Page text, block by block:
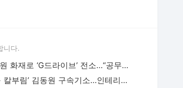
니다.
국정자원 화재로 ‘G드라이브’ 전소…“공무원 자료 복구 불가”
‘관악구 칼부림’ 김동원 구속기소…인테리어 앙심 3명 살해